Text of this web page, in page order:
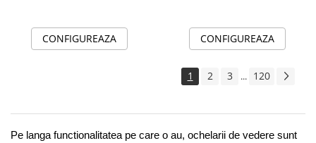
CONFIGUREAZA CONFIGUREAZA
1 2 3 ... 120
Pe langa functionalitatea pe care o au, ochelarii de vedere sunt